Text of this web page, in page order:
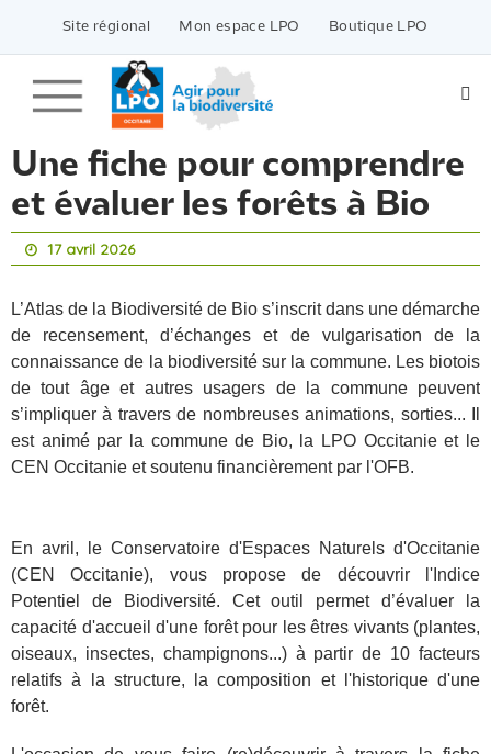
contenu
Site régional Mon espace LPO Boutique LPO
Une fiche pour comprendre
et évaluer les forêts à Bio
17 avril 2026
L’Atlas de la Biodiversité de Bio s’inscrit dans une démarche
de recensement, d’échanges et de vulgarisation de la
connaissance de la biodiversité sur la commune. Les biotois
de tout âge et autres usagers de la commune peuvent
s’impliquer à travers de nombreuses animations, sorties...
est animé par la commune de Bio, la LPO Occitanie et le
CEN Occitanie et soutenu financièrement par l'OFB.
En avril, le Conservatoire d'Espaces Naturels d'Occitanie
(CEN Occitanie), vous propose de découvrir l'Indice
Potentiel de Biodiversité. Cet outil permet d’évaluer la
capacité d'accueil d'une forêt pour les êtres vivants (plantes,
oiseaux, insectes, champignons...) à partir de 10 facteurs
relatifs à la structure, la composition et l'historique d'une
forêt.